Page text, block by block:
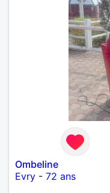
Ombeline
Evry - 72 ans